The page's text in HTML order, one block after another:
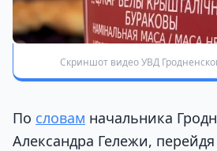
Скриншот видео УВД
По словам начальника
Александра Гележи,